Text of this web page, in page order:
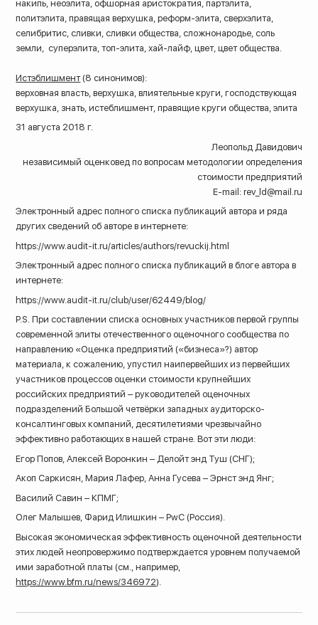
накипь, неоэлита, офшорная аристократия, партэлита,
политэлита, правящая верхушка, реформ-элита, сверхэлита,
селибритис, сливки, сливки общества, сложнонародье, соль
земли,
суперэлита, топ-элита, хай-лайф, цвет, цвет общества.
Истэблишмент(8 синонимов):
верховная власть, верхушка, влиятельные круги, господствующая
верхушка, знать, истеблишмент, правящие круги общества, элита
31 августа 2018 г.
Леопольд Давидович
независимый оценковед по вопросам методологии определения
стоимости предприятий
E-mail: rev_ld@mail.ru
Электронный адрес полного списка публикаций автора и ряда
других сведений об авторе в интернете:
https://www.audit-it.ru/articles/authors/revuckij.html
Электронный адрес полного списка публикаций в блоге автора в
интернете:
https://www.audit-it.ru/club/user/62449/blog/
P.S. При составлении списка основных участников первой группы
современной элиты отечественного оценочного сообщества по
направлению «Оценка предприятий («бизнеса»?) автор
материала, к сожалению, упустил наипервейших из первейших
участников процессов оценки стоимости крупнейших
российских предприятий – руководителей оценочных
подразделений Большой четвёрки западных аудиторско-
консалтинговых компаний, десятилетиями чрезвычайно
эффективно работающих в нашей стране. Вот эти люди:
Егор Попов, Алексей Воронкин – Делойт энд Туш (СНГ);
Акоп Саркисян, Мария Лафер, Анна Гусева – Эрнст энд Янг;
Василий Савин – КПМГ;
Олег Малышев, Фарид Илишкин –PwC (Россия).
Высокая экономическая эффективность оценочной деятельности
этих людей неопровержимо подтверждается уровнем получаемой
ими заработной платы (см., например,
https://www.bfm.ru/news/346972).